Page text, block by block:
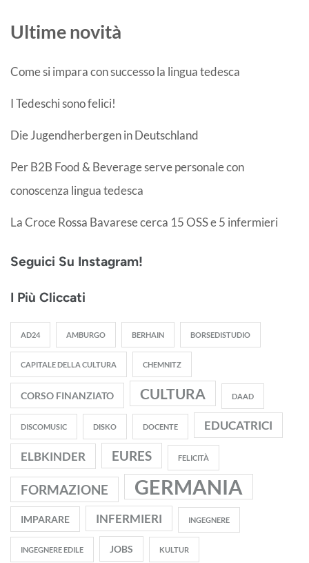
Ultime novità
Come si impara con successo la lingua tedesca
I Tedeschi sono felici!
Die Jugendherbergen in Deutschland
Per B2B Food & Beverage serve personale con
conoscenza lingua tedesca
La Croce Rossa Bavarese cerca 15 OSS e 5 infermieri
Seguici Su Instagram!
I Più Cliccati
AD24 AMBURGO BERHAIN BORSEDISTUDIO
CAPITALE DELLA CULTURA CHEMNITZ
CORSO FINANZIATO CULTURA DAAD
DISCOMUSIC DISKO DOCENTE EDUCATRICI
ELBKINDER EURES FELICITÀ
FORMAZIONE GERMANIA
IMPARARE INFERMIERI INGEGNERE
INGEGNERE EDILE JOBS KULTUR